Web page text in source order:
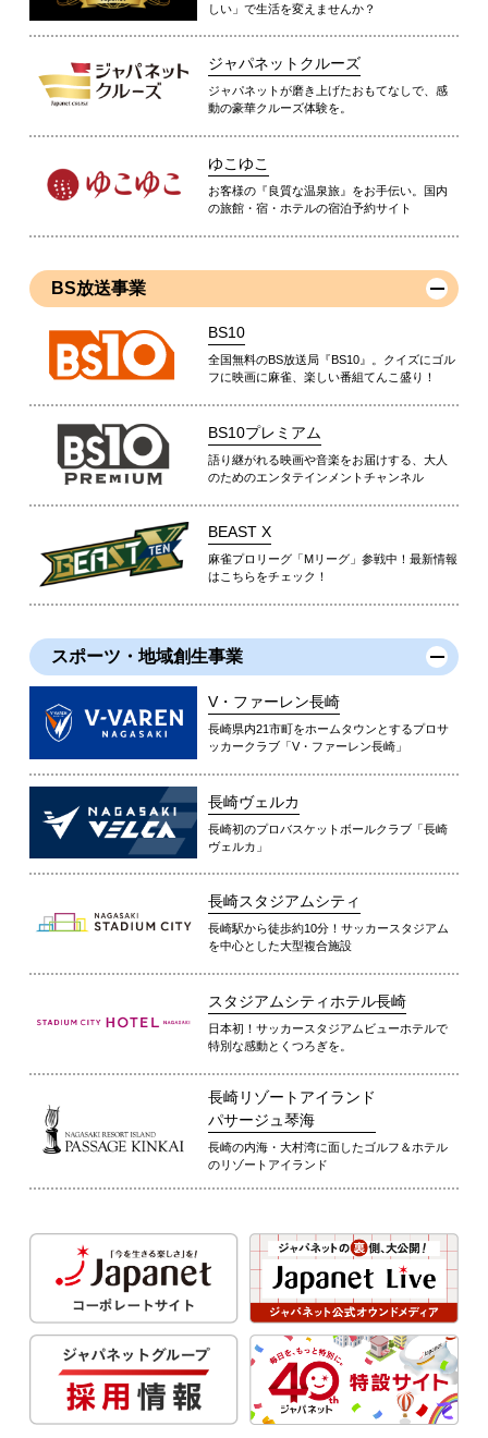
しい」で生活を変えませんか？
ジャパネットクルーズ
ジャパネットが磨き上げたおもてなしで、感
動の豪華クルーズ体験を。
ゆこゆこ
お客様の『良質な温泉旅』をお手伝い。国内
の旅館・宿・ホテルの宿泊予約サイト
BS放送事業
BS10
全国無料のBS放送局『BS10』。クイズにゴル
フに映画に麻雀、楽しい番組てんこ盛り！
BS10プレミアム
語り継がれる映画や音楽をお届けする、大人
のためのエンタテインメントチャンネル
BEAST X
麻雀プロリーグ「Mリーグ」参戦中！最新情報
はこちらをチェック！
スポーツ・地域創生事業
V・ファーレン長崎
長崎県内21市町をホームタウンとするプロサ
ッカークラブ「V・ファーレン長崎」
長崎ヴェルカ
長崎初のプロバスケットボールクラブ「長崎
ヴェルカ」
長崎スタジアムシティ
長崎駅から徒歩約10分！サッカースタジアム
を中心とした大型複合施設
スタジアムシティホテル長崎
日本初！サッカースタジアムビューホテルで
特別な感動とくつろぎを。
長崎リゾートアイランド
パサージュ琴海
長崎の内海・大村湾に面したゴルフ＆ホテル
のリゾートアイランド